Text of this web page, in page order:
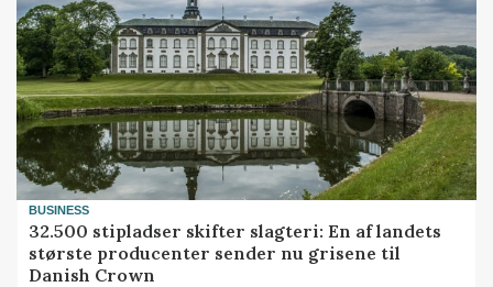
BUSINESS
32.500 stipladser skifter slagteri: En af landets
største producenter sender nu grisene til
Danish Crown